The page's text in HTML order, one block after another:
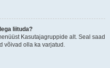
liituda?
Kasutajagruppide alt. Seal saad
võivad olla ka varjatud.